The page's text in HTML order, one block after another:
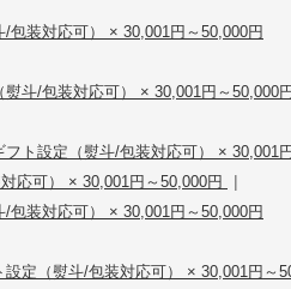
包装対応可） × 30,001円～50,000円
斗/包装対応可） × 30,001円～50,000
ト設定（熨斗/包装対応可） × 30,001
応可） × 30,001円～50,000円 |
包装対応可） × 30,001円～50,000円
定（熨斗/包装対応可） × 30,001円～